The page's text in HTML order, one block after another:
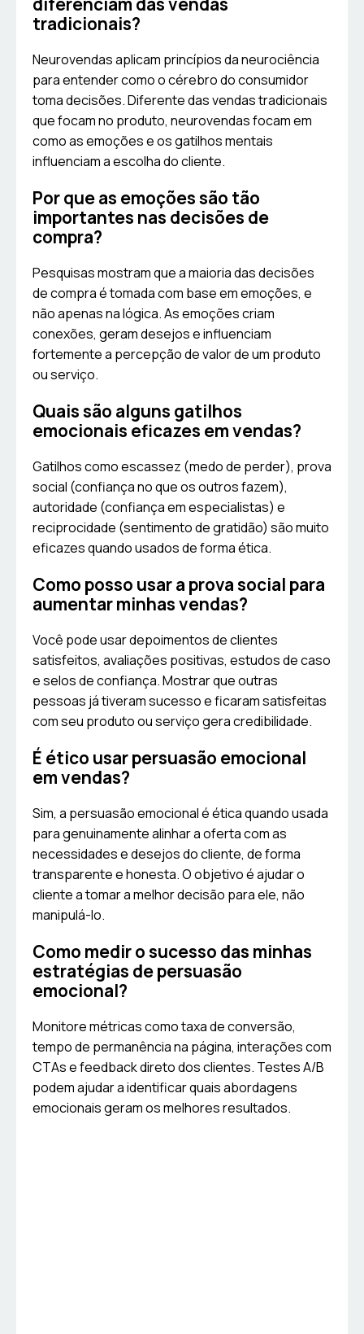
tradicionais?
Neurovendas aplicam princípios da neurociência
para entender como o cérebro do consumidor
toma decisões. Diferente das vendas tradicionais
que focam no produto, neurovendas focam em
como as emoções e os gatilhos mentais
influenciam a escolha do cliente.
Por que as emoções são tão
importantes nas decisões de
compra?
Pesquisas mostram que a maioria das decisões
de compra é tomada com base em emoções, e
não apenas na lógica. As emoções criam
conexões, geram desejos e influenciam
fortemente a percepção de valor de um produto
ou serviço.
Quais são alguns gatilhos
emocionais eficazes em vendas?
Gatilhos como escassez (medo de perder), prova
social (confiança no que os outros fazem),
autoridade (confiança em especialistas) e
reciprocidade (sentimento de gratidão) são muito
eficazes quando usados de forma ética.
Como posso usar a prova social para
aumentar minhas vendas?
Você pode usar depoimentos de clientes
satisfeitos, avaliações positivas, estudos de caso
e selos de confiança. Mostrar que outras
pessoas já tiveram sucesso e ficaram satisfeitas
com seu produto ou serviço gera credibilidade.
É ético usar persuasão emocional
em vendas?
Sim, a persuasão emocional é ética quando usada
para genuinamente alinhar a oferta com as
necessidades e desejos do cliente, de forma
transparente e honesta. O objetivo é ajudar o
cliente a tomar a melhor decisão para ele, não
manipulá-lo.
Como medir o sucesso das minhas
estratégias de persuasão
emocional?
Monitore métricas como taxa de conversão,
tempo de permanência na página, interações com
CTAs e feedback direto dos clientes. Testes A/B
podem ajudar a identificar quais abordagens
emocionais geram os melhores resultados.